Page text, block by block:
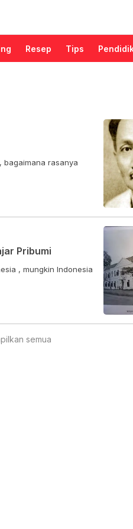
Resep Tips
bagaimana rasanya
Pribumi
, mungkin Indonesia
semua